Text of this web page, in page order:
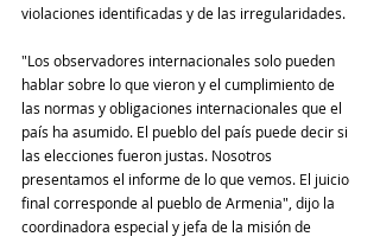
violaciones identificadas y de las irregularidades.
"Los observadores internacionales solo pueden
hablar sobre lo que vieron y el cumplimiento de
las normas y obligaciones internacionales que el
país ha asumido. El pueblo del país puede decir si
las elecciones fueron justas. Nosotros
presentamos el informe de lo que vemos. El juicio
final corresponde al pueblo de Armenia", dijo la
coordinadora especial y jefa de la misión de